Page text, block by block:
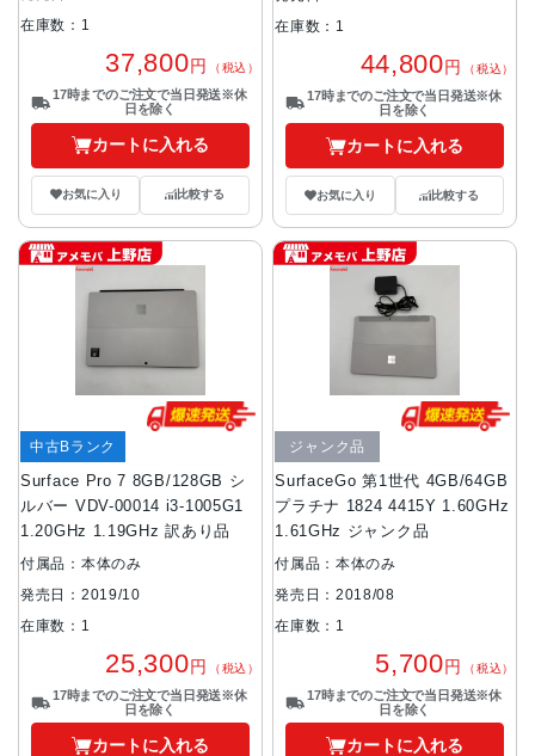
在庫数：1
37,800円 （税込）
17時までのご注文で当日発送※休
日を除く
カートに入れる
お気に入り 比較する
在庫数：1
44,800円 （税込）
17時までのご注文で当日発送※休
日を除く
カートに入れる
お気に入り 比較する
Surface Pro 7 8GB/128GB シ
ルバー VDV-00014 i3-1005G1
1.20GHz 1.19GHz 訳あり品
中古Bランク
付属品：本体のみ
発売日：2019/10
在庫数：1
25,300円 （税込）
17時までのご注文で当日発送※休
日を除く
カートに入れる
SurfaceGo 第1世代 4GB/64GB
プラチナ 1824 4415Y 1.60GHz
1.61GHz ジャンク品
ジャンク品
付属品：本体のみ
発売日：2018/08
在庫数：1
5,700円 （税込）
17時までのご注文で当日発送※休
日を除く
カートに入れる